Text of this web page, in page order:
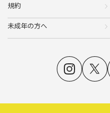
規約
未成年の方へ